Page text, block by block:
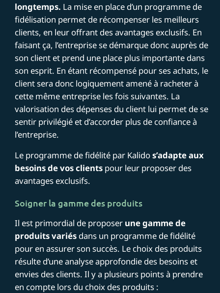
longtemps. La mise en place d’un programme de
fidélisation permet de récompenser les meilleurs
clients, en leur offrant des avantages exclusifs. En
faisant ça, l’entreprise se démarque donc auprès de
son client et prend une place plus importante dans
son esprit. En étant récompensé pour ses achats, le
client sera donc logiquement amené à racheter à
cette même entreprise les fois suivantes. La
valorisation des dépenses du client lui permet de se
sentir privilégié et d’accorder plus de confiance à
l’entreprise.
Le programme de fidélité par Kalidos’adapte aux
besoins de vos clients pour leur proposer des
avantages exclusifs.
Soigner la gamme des produits
Il est primordial de proposer une gamme de
produits variés dans un programme de fidélité
pour en assurer son succès. Le choix des produits
résulte d’une analyse approfondie des besoins et
envies des clients. Il y a plusieurs points à prendre
en compte lors du choix des produits :